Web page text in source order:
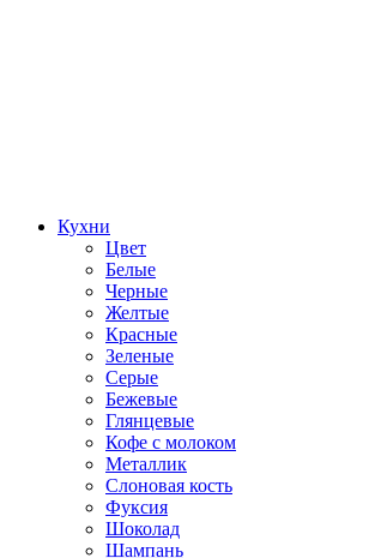
Кухни
Цвет
Белые
Черные
Желтые
Красные
Зеленые
Серые
Бежевые
Глянцевые
Кофе с молоком
Металлик
Слоновая кость
Фуксия
Шоколад
Шампань